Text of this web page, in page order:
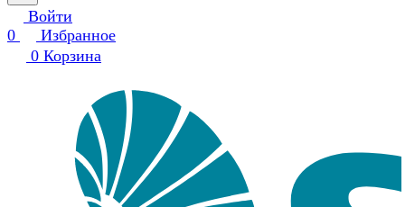
Войти
0
Избранное
0 Корзина